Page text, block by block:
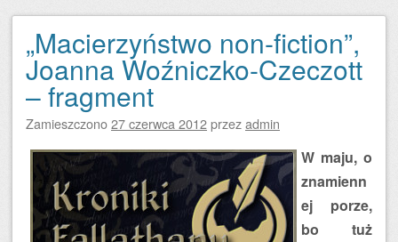
„Macierzyństwo non-fiction”,
Joanna Woźniczko-Czeczott
– fragment
Zamieszczono27 czerwca 2012przezadmin
W maju, o
znamienn
ej porze,
bo tuż